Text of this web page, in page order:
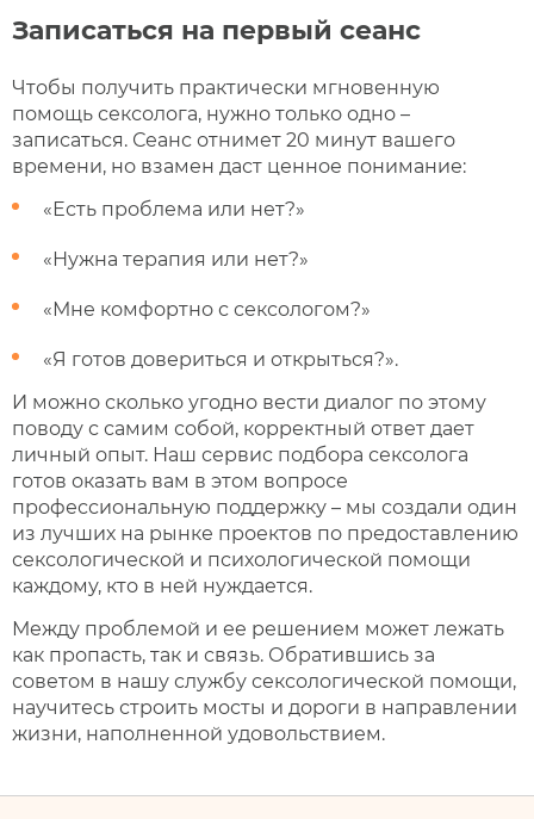
Записаться на первый сеанс
Чтобы получить практически мгновенную
помощь сексолога, нужно только одно –
записаться. Сеанс отнимет 20 минут вашего
времени, но взамен даст ценное понимание:
«Есть проблема или нет?»
«Нужна терапия или нет?»
«Мне комфортно с сексологом?»
«Я готов довериться и открыться?».
И можно сколько угодно вести диалог по этому
поводу с самим собой, корректный ответ дает
личный опыт. Наш сервис подбора сексолога
готов оказать вам в этом вопросе
профессиональную поддержку – мы создали один
из лучших на рынке проектов по предоставлению
сексологической и психологической помощи
каждому, кто в ней нуждается.
Между проблемой и ее решением может лежать
как пропасть, так и связь. Обратившись за
советом в нашу службу сексологической помощи,
научитесь строить мосты и дороги в направлении
жизни, наполненной удовольствием.